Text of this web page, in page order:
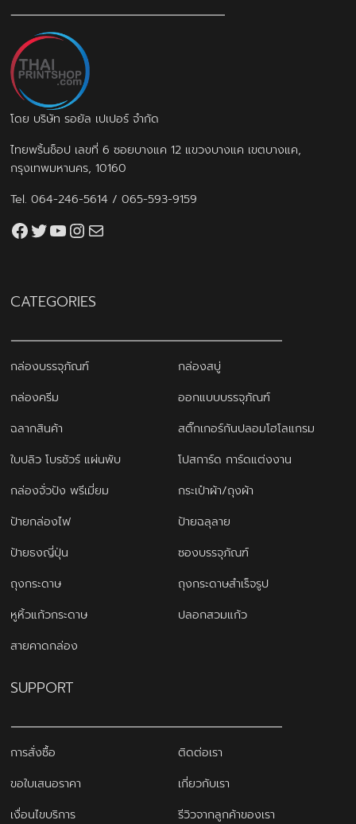
โดย บริษัท รอยัล เปเปอร์ จำกัด
ไทยพริ้นช็อป เลขที่ 6 ซอยบางแค 12 แขวงบางแค เขตบางแค,
กรุงเทพมหานคร, 10160
Tel.064-246-5614 /065-593-9159
Facebook
Twitter
YouTube
Instagram
thaiprintshop.aw@gmail.com
CATEGORIES
กล่องบรรจุภัณฑ์
กล่องสบู่
กล่องครีม
ออกแบบบรรจุภัณฑ์
ฉลากสินค้า
สติ๊กเกอร์กันปลอมโฮโลแกรม
ใบปลิว โบรชัวร์ แผ่นพับ
โปสการ์ด การ์ดแต่งงาน
กล่องจั่วปัง พรีเมี่ยม
กระเป๋าผ้า/ถุงผ้า
ป้ายกล่องไฟ
ป้ายฉลุลาย
ป้ายธงญี่ปุ่น
ซองบรรจุภัณฑ์
ถุงกระดาษ
ถุงกระดาษสำเร็จรูป
หูหิ้วแก้วกระดาษ
ปลอกสวมแก้ว
สายคาดกล่อง
SUPPORT
การสั่งซื้อ
ติดต่อเรา
ขอใบเสนอราคา
เกี่ยวกับเรา
เงื่อนไขบริการ
รีวิวจากลูกค้าของเรา